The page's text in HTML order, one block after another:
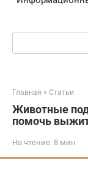
Поиск:
Главная » Статьи
Животные под
помочь
На чтение: 8 мин